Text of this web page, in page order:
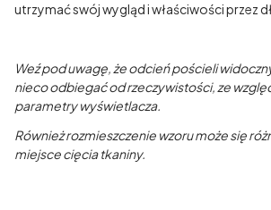
utrzymać swój wygląd i właściwości przez
Weź pod uwagę, że odcień pościeli
nieco odbiegać od rzeczywistości, ze
parametry wyświetlacza.
Również rozmieszczenie wzoru może się
miejsce cięcia tkaniny.